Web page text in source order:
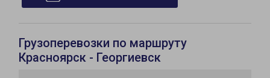
Грузоперевозки по маршруту
Красноярск - Георгиевск